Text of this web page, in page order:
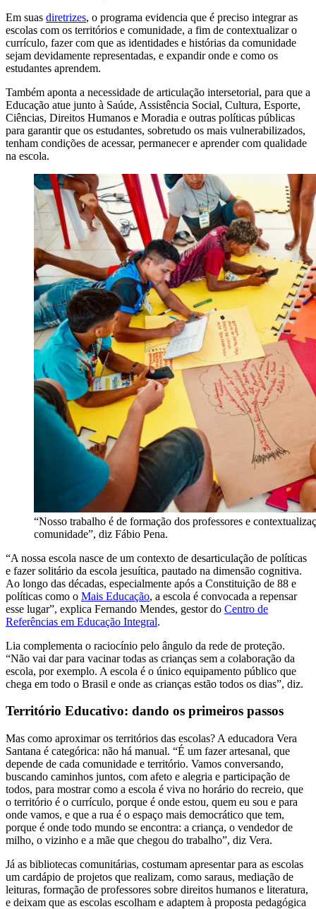
Em suas diretrizes, o programa evidencia que é preciso integrar as
escolas com os territórios e comunidade, a fim de contextualizar o
currículo, fazer com que as identidades e histórias da comunidade
sejam devidamente representadas, e expandir onde e como os
estudantes aprendem.
Também aponta a necessidade de articulação intersetorial, para que a
Educação atue junto à Saúde, Assistência Social, Cultura, Esporte,
Ciências, Direitos Humanos e Moradia e outras políticas públicas
para garantir que os estudantes, sobretudo os mais vulnerabilizados,
tenham condições de acessar, permanecer e aprender com qualidade
na escola.
“Nosso trabalho é de formação dos professores e
comunidade”, diz Fábio Pena.
“A nossa escola nasce de um contexto de desarticulação de políticas
e fazer solitário da escola jesuítica, pautado na dimensão cognitiva.
Ao longo das décadas, especialmente após a Constituição de 88 e
políticas como o Mais Educação, a escola é convocada a repensar
esse lugar”, explica Fernando Mendes, gestor do Centro de
Referências em Educação Integral.
Lia complementa o raciocínio pelo ângulo da rede de proteção.
“Não vai dar para vacinar todas as crianças sem a colaboração da
escola, por exemplo. A escola é o único equipamento público que
chega em todo o Brasil e onde as crianças estão todos os dias”, diz.
Território Educativo: dando os primeiros passos
Mas como aproximar os territórios das escolas? A educadora Vera
Santana é categórica: não há manual. “É um fazer artesanal, que
depende de cada comunidade e território. Vamos conversando,
buscando caminhos juntos, com afeto e alegria e participação de
todos, para mostrar como a escola é viva no horário do recreio, que
o território é o currículo, porque é onde estou, quem eu sou e para
onde vamos, e que a rua é o espaço mais democrático que tem,
porque é onde todo mundo se encontra: a criança, o vendedor de
milho, o vizinho e a mãe que chegou do trabalho”, diz Vera.
Já as bibliotecas comunitárias, costumam apresentar para as escolas
um cardápio de projetos que realizam, como saraus, mediação de
leituras, formação de professores sobre direitos humanos e literatura,
e deixam que as escolas escolham e adaptem à proposta pedagógica